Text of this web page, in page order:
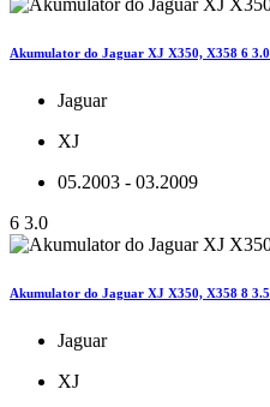
Akumulator do Jaguar XJ X350, X358 6 3.0
Jaguar
XJ
05.2003 - 03.2009
6 3.0
Akumulator do Jaguar XJ X350, X358 8 3.5
Jaguar
XJ